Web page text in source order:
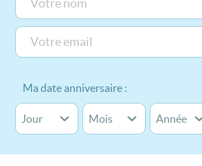
Ma date anniversaire :